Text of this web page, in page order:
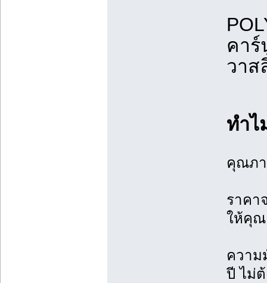
คาร์
วาส
ทำไ
คุณภา
ราคา
ให้คุณ
ความ
ปี ไม่